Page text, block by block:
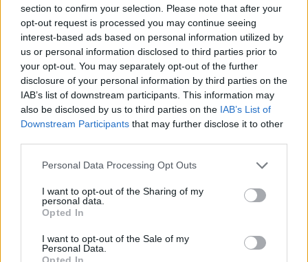
section to confirm your selection. Please note that after your
opt-out request is processed you may continue seeing
interest-based ads based on personal information utilized by
us or personal information disclosed to third parties prior to
your opt-out. You may separately opt-out of the further
disclosure of your personal information by third parties on the
IAB’s list of downstream participants. This information may
also be disclosed by us to third parties on the IAB’s List of
Downstream Participants that may further disclose it to other
Please note that this website/app uses one or more Google
not limited to your visit or usage behaviour. You may click to
grant or deny consent to Google and its third-party tags to
use your data for below specified purposes in below Google
consent section.
Personal Data Processing Opt Outs
I want to opt-out of the Sharing of my
personal data.
Opted In
I want to opt-out of the Sale of my
Personal Data.
Opted In
Παναθηναϊκός: Θλάση ο Σανκαρέ
Ο Γιουνούς Σανκαρέ έχει υποστεί θλάση στο
δικέφαλο και θα δώσει αγώνα δρόμου για να
προλάβει το ντέρμπι με την ΑΕΚ στις 28
Φεβρουαρίου